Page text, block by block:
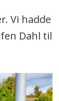
Vi hadde
Dahl til